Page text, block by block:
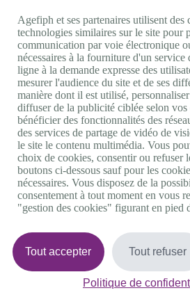
Nos autres sites
Site portail Agefiph
Activateur de progrès
Handinnov
Innovation et recherche
Université du RRH
Service AppuiPro
Nous suivre
Youtube
Linkedin
Facebook
Twitter
0 800 11 10 09Services & appel gratuits
Nous contacter
Plateforme de mise en contact LSF
Gestion des cookies
Agefiph et ses partenaires utilisent des
technologies similaires sur le site pour
communication par voie électronique
nécessaires à la fourniture d'un service
ligne à la demande expresse des
mesurer l'audience du site et de ses
manière dont il est utilisé,
diffuser de la publicité ciblée selon vos
bénéficier des fonctionnalités des
des services de partage de vidéo de
le site le contenu multimédia. Vous
choix de cookies, consentir ou refuser
boutons ci-dessous sauf pour les
nécessaires. Vous disposez de la
consentement à tout moment en vous
"gestion des cookies" figurant en pied
Tout accepter Tout refuser
Politique de